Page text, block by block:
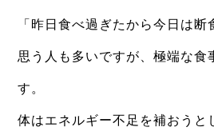
「昨日食べ過ぎたから今日は断
思う人も多いですが、極端な食
す。
体はエネルギー不足を補おうと